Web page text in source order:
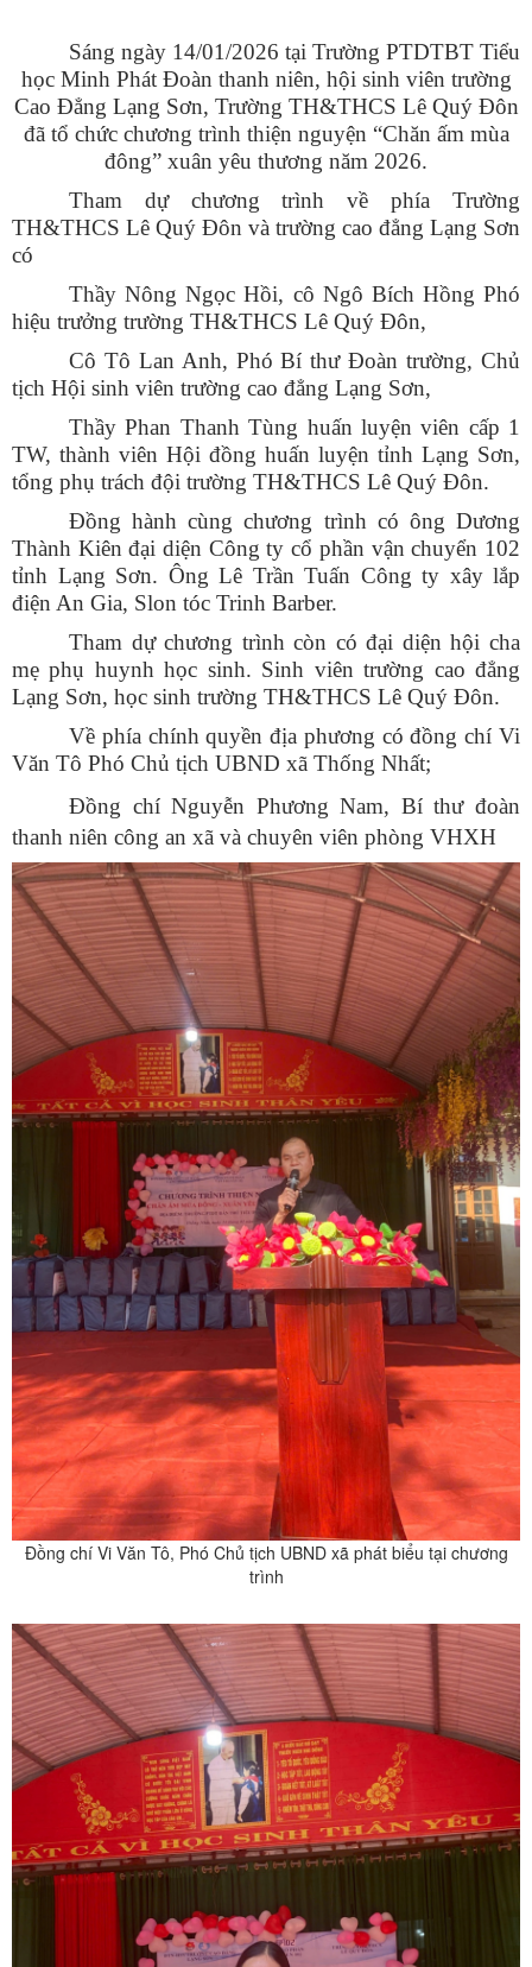
Sáng ngày 14/01/2026 tại Trường PTDTBT Tiểu
học Minh Phát Đoàn thanh niên, hội sinh viên trường
Cao Đẳng Lạng Sơn, Trường TH&THCS Lê Quý Đôn
đã tổ chức chương trình thiện nguyện “Chăn ấm mùa
đông” xuân yêu thương năm 2026.
Tham dự chương trình về phía Trường
TH&THCS Lê Quý Đôn và trường cao đẳng Lạng Sơn
có
Thầy Nông Ngọc Hồi, cô Ngô Bích Hồng Phó
hiệu trưởng trường TH&THCS Lê Quý Đôn,
Cô Tô Lan Anh, Phó Bí thư Đoàn trường, Chủ
tịch Hội sinh viên trường cao đẳng Lạng Sơn,
Thầy Phan Thanh Tùng huấn luyện viên cấp 1
TW, thành viên Hội đồng huấn luyện tỉnh Lạng Sơn,
tổng phụ trách đội trường TH&THCS Lê Quý Đôn.
Đồng hành cùng chương trình có ông Dương
Thành Kiên đại diện Công ty cổ phần vận chuyển 102
tỉnh Lạng Sơn. Ông Lê Trần Tuấn Công ty xây lắp
điện An Gia, Slon tóc Trinh Barber.
Tham dự chương trình còn có đại diện hội cha
mẹ phụ huynh học sinh. Sinh viên trường cao đẳng
Lạng Sơn, học sinh trường TH&THCS Lê Quý Đôn.
Về phía chính quyền địa phương có đồng chí Vi
Văn Tô Phó Chủ tịch UBND xã Thống Nhất;
Đồng chí Nguyễn Phương Nam, Bí thư đoàn
thanh niên công an xã và chuyên viên phòng VHXH
Đồng chí Vi Văn Tô, Phó Chủ tịch UBND xã phát biểu tại chương
trình